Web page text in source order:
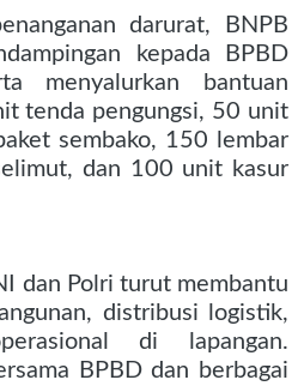
darurat, BNPB
kepada BPBD
menyalurkan bantuan
tenda pengungsi, 50 unit
sembako, 150 lembar
dan 100 unit kasur
dan Polri turut membantu
distribusi logistik,
di lapangan.
BPBD dan berbagai